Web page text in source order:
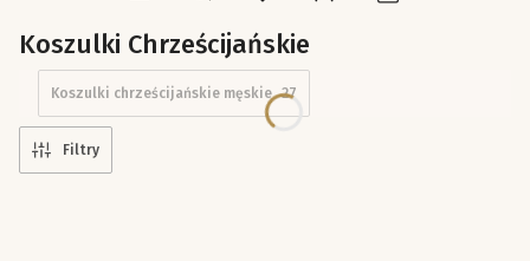
Koszulki Chrześcijańskie
Koszulki chrześcijańskie męskie 27
Filtry